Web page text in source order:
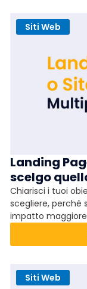
Siti Web
Landing
scelgo
Chiarisci i tuoi
scegliere, perché
impatto
Siti Web